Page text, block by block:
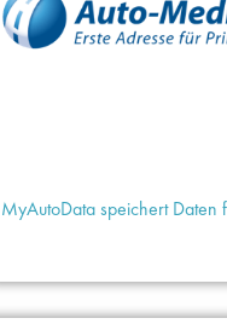
MyAutoData speichert Daten